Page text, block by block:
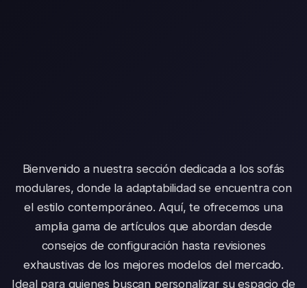
Bienvenido a nuestra sección dedicada a los sofás
modulares, donde la adaptabilidad se encuentra con
el estilo contemporáneo. Aquí, te ofrecemos una
amplia gama de artículos que abordan desde
consejos de configuración hasta revisiones
exhaustivas de los mejores modelos del mercado.
Ideal para quienes buscan personalizar su espacio de